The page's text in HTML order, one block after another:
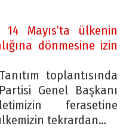
Mayıs’ta ülkenin
dönmesine izin
toplantısında
Genel Başkanı
ferasetine
tekrardan…